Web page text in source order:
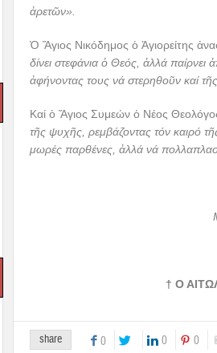
ἀρετῶν».
Ὁ Ἅγιος Νικόδημος ὁ Ἁγιορείτης
δίνει στεφάνια ὁ Θεός, ἀλλά παίρνει
ἀφήνοντας τους νά στερηθοῦν καί
Καί ὁ Ἅγιος Συμεών ὁ Νέος
τῆς ψυχῆς, ρεμβάζοντας τόν καιρό
μωρές παρθένες, ἀλλά νά
† Ο
share 0 0 0